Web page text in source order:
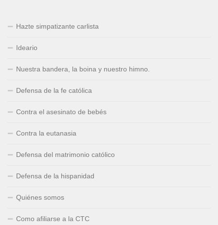
Hazte simpatizante carlista
Ideario
Nuestra bandera, la boina y nuestro himno.
Defensa de la fe católica
Contra el asesinato de bebés
Contra la eutanasia
Defensa del matrimonio católico
Defensa de la hispanidad
Quiénes somos
Como afiliarse a la CTC